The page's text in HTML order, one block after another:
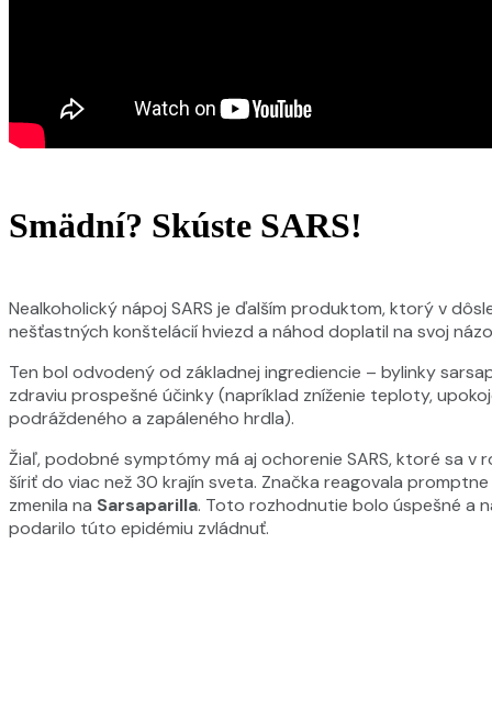
Smädní? Skúste SARS!
Nealkoholický nápoj SARS je ďalším produktom, ktorý v
nešťastných konštelácií hviezd a náhod doplatil na svoj
Ten bol odvodený od základnej ingrediencie – bylinky
zdraviu prospešné účinky (napríklad zníženie teploty,
podráždeného a zapáleného hrdla).
Žiaľ, podobné symptómy má aj ochorenie SARS, ktoré sa v
šíriť do viac než 30 krajín sveta. Značka reagovala
zmenila na Sarsaparilla. Toto rozhodnutie bolo úspešné a
podarilo túto epidémiu zvládnuť.